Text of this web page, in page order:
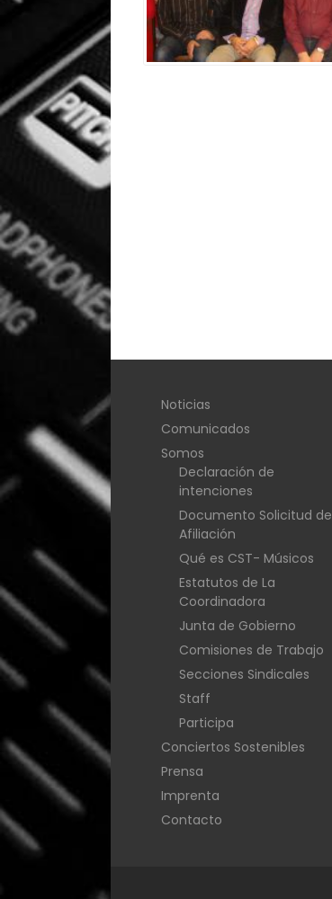
Noticias
Comunicados
Somos
Declaración de
intenciones
Documento Solicitud de
Afiliación
Qué es CST- Músicos
Estatutos de La
Coordinadora
Junta de Gobierno
Comisiones de Trabajo
Secciones Sindicales
Staff
Participa
Conciertos Sostenibles
Prensa
Imprenta
Contacto